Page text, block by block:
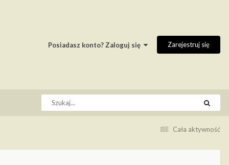
Posiadasz konto? Zaloguj się Zarejestruj się
Cała aktywność